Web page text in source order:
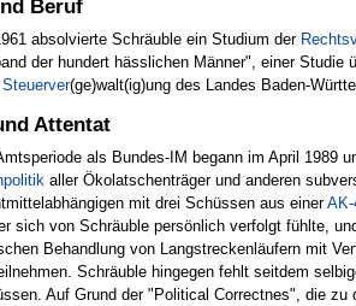
Beruf
absolvierte Schräuble ein Studium der
der hundert hässlichen Männer", einer Studie
Steuerver(ge)walt(ig)ung des Landes Baden-
Attentat
als Bundes-IM begann im April 1989
aller Ökolatschenträger und anderen
mit drei Schüssen aus einerAK-
sich von Schräuble persönlich verfolgt fühlte,
Behandlung von Langstreckenläufern mit
Schräuble hingegen fehlt seitdem
Auf Grund der "Political Correctnes", die